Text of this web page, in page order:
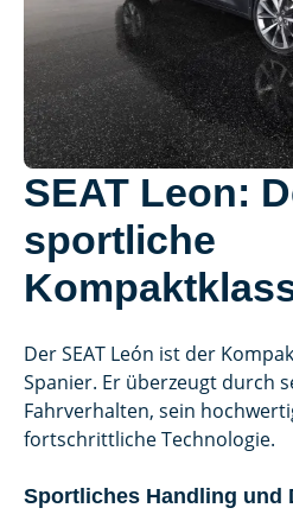
SEAT Leon:
sportliche
Der SEAT León ist der
Spanier. Er überzeugt durch
Fahrverhalten, sein
fortschrittliche Technologie.
Sportliches Handling und